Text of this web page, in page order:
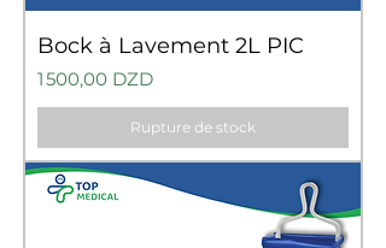
Bock à Lavement 2L PIC
Prix
1 500,00 DZD
Rupture de stock